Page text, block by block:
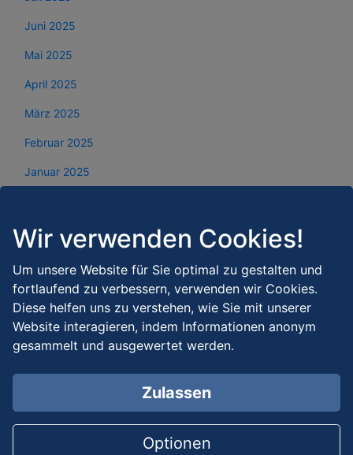
Juni 2025
Mai 2025
April 2025
März 2025
Februar 2025
Januar 2025
November 2024
September 2024
August 2024
Juli 2024
Juni 2024
Wir verwenden Cookies!
Um unsere Website für Sie optimal zu gestalten und
fortlaufend zu verbessern, verwenden wir Cookies.
Diese helfen uns zu verstehen, wie Sie mit unserer
Website interagieren, indem Informationen anonym
gesammelt und ausgewertet werden.
Zulassen
Optionen